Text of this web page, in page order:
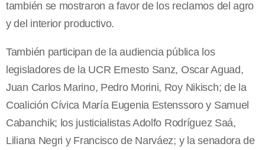
también se mostraron a favor de los reclamos del agro
y del interior productivo.
También participan de la audiencia pública los
legisladores de la UCR Ernesto Sanz, Oscar Aguad,
Juan Carlos Marino, Pedro Morini, Roy Nikisch; de la
Coalición Cívica María Eugenia Estenssoro y Samuel
Cabanchik; los justicialistas Adolfo Rodríguez Saá,
Liliana Negri y Francisco de Narváez; y la senadora de